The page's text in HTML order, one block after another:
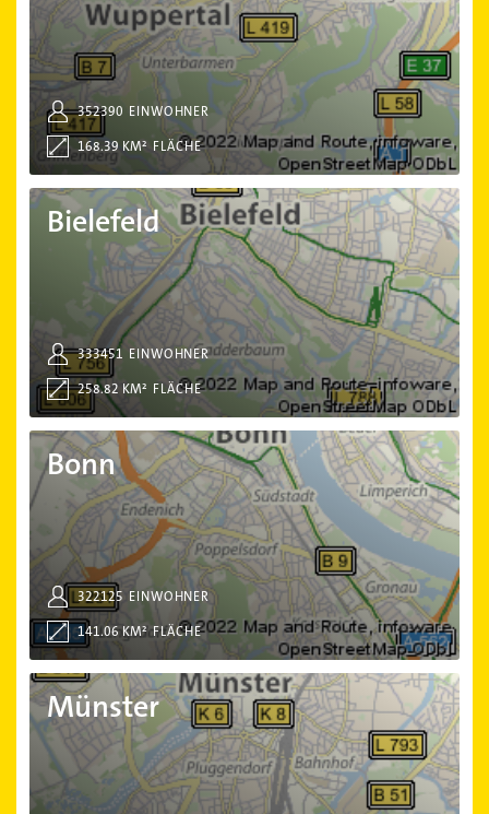
EINWOHNER
352390
FLÄCHE
168.39 KM²
Bielefeld
EINWOHNER
333451
FLÄCHE
258.82 KM²
Bielefeld
Bonn
EINWOHNER
322125
FLÄCHE
141.06 KM²
Bonn
Münster
Münster